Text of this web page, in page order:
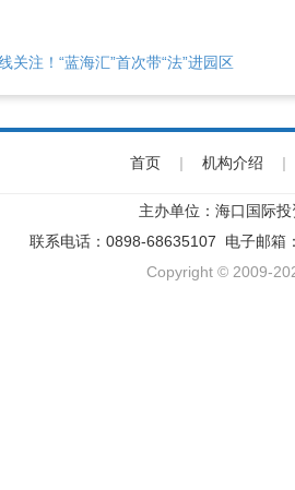
关注！“蓝海汇”首次带“法”进园区
首页 | 机构介绍 |
主办单位：海口国际
联系电话：0898-68635107 电子邮箱
Copyright © 2009-